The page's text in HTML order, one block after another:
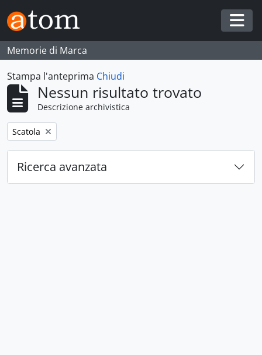
Skip to main content
Memorie di Marca
Stampa l'anteprima Chiudi
Nessun risultato trovato
Descrizione archivistica
Remove filter:
Scatola
Ricerca avanzata